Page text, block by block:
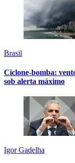
Brasil
Ciclone-bomba:
sob alerta máximo
Igor Gadelha